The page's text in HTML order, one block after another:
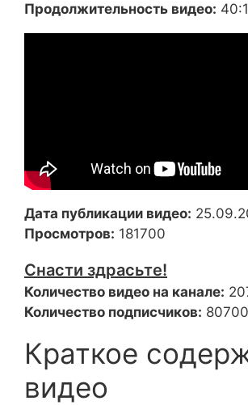
Продолжительность видео:
Дата публикации видео:
Просмотров: 181700
Снасти здрасьте!
Количество видео на канале:
Количество подписчиков:
Краткое
видео